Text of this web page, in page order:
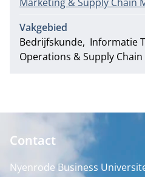
Vakgebied
Bedrijfskunde Informatie
Operations & Supply
Contact
Nyenrode Business